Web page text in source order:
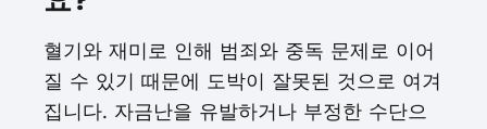
혈기와 재미로 인해 범죄와 중독 문제로 이어
질 수 있기 때문에 도박이 잘못된 것으로 여겨
집니다. 자금난을 유발하거나 부정한 수단으